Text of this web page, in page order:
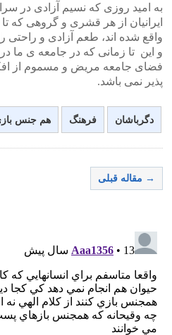
به امید روزی که نسیم آزادی در
ایرانیان از هر قشری و گروهی که
واقع شده اند، طعم آزادی و راحتی
و این تا زمانی که در جامعه ی ما
فضای جامعه مریض و مسموم از
پذیر نمی باشد.
دگرباشان فرهنگ هم جنس
→ مقاله قبلی